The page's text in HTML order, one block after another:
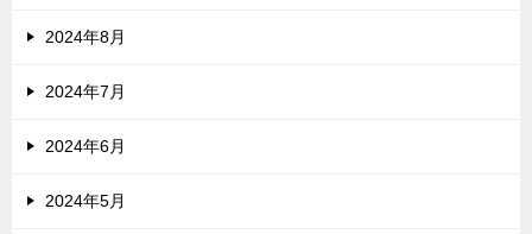
2024年8月
2024年7月
2024年6月
2024年5月